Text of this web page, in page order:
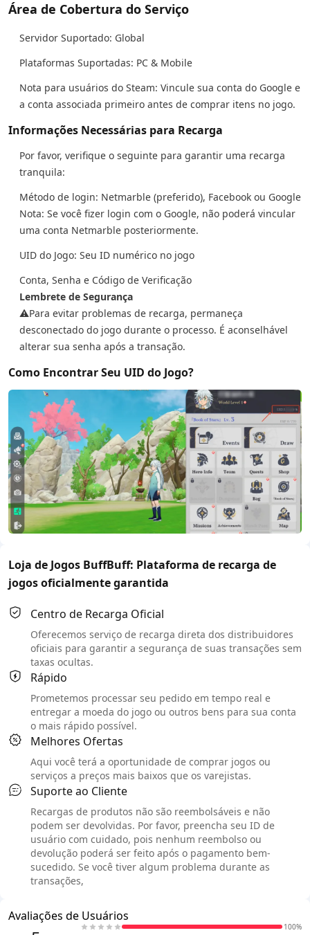
Área de Cobertura do Serviço
Servidor Suportado: Global
Plataformas Suportadas: PC & Mobile
Nota para usuários do Steam: Vincule sua conta do Google e
a conta associada primeiro antes de comprar itens no jogo.
Informações Necessárias para Recarga
Por favor, verifique o seguinte para garantir uma recarga
tranquila:
Método de login: Netmarble (preferido), Facebook ou Google
Nota: Se você fizer login com o Google, não poderá vincular
uma conta Netmarble posteriormente.
UID do Jogo: Seu ID numérico no jogo
Conta, Senha e Código de Verificação
Lembrete de Segurança
⚠️Para evitar problemas de recarga, permaneça
desconectado do jogo durante o processo. É aconselhável
alterar sua senha após a transação.
Como Encontrar Seu UID do Jogo?
Loja de Jogos BuffBuff: Plataforma de recarga de
jogos oficialmente garantida
Centro de Recarga Oficial
Oferecemos serviço de recarga direta dos distribuidores
oficiais para garantir a segurança de suas transações sem
taxas ocultas.
Rápido
Prometemos processar seu pedido em tempo real e
entregar a moeda do jogo ou outros bens para sua conta
o mais rápido possível.
Melhores Ofertas
Aqui você terá a oportunidade de comprar jogos ou
serviços a preços mais baixos que os varejistas.
Suporte ao Cliente
Recargas de produtos não são reembolsáveis e não
podem ser devolvidas. Por favor, preencha seu ID de
usuário com cuidado, pois nenhum reembolso ou
devolução poderá ser feito após o pagamento bem-
sucedido. Se você tiver algum problema durante as
transações,
Avaliações de Usuários
100%